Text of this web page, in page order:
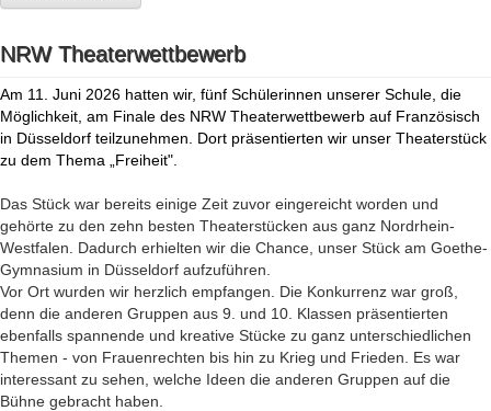
NRW Theaterwettbewerb
Am 11. Juni 2026 hatten wir, fünf Schülerinnen unserer Schule, die
Möglichkeit, am Finale des NRW Theaterwettbewerb auf Französisch
in Düsseldorf teilzunehmen. Dort präsentierten wir unser Theaterstück
zu dem Thema „Freiheit".
Das Stück war bereits einige Zeit zuvor eingereicht worden und
gehörte zu den zehn besten Theaterstücken aus ganz Nordrhein-
Westfalen. Dadurch erhielten wir die Chance, unser Stück am Goethe-
Gymnasium in Düsseldorf aufzuführen.
Vor Ort wurden wir herzlich empfangen. Die Konkurrenz war groß,
denn die anderen Gruppen aus 9. und 10. Klassen präsentierten
ebenfalls spannende und kreative Stücke zu ganz unterschiedlichen
Themen - von Frauenrechten bis hin zu Krieg und Frieden. Es war
interessant zu sehen, welche Ideen die anderen Gruppen auf die
Bühne gebracht haben.